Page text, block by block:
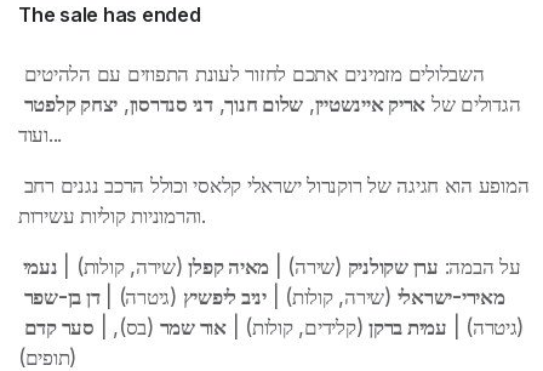
The sale has ended
הגדולים של אריק איינשטיין, שלום חנוך, דני סנדרסון, יצחק קלפטר
ועוד...
והרמוניות קוליות עשירות.
על הבמה: ערן שקולניק (שירה) | מאיה קפלן (שירה, קולות) |
מאירי-ישראלי (שירה, קולות) | יניב ליפשיץ (גיטרה) | דן בן-שפר
(גיטרה) | עמית ברקן (קלידים, קולות) | אור שמר (בס), | סער קדם
(תופים)